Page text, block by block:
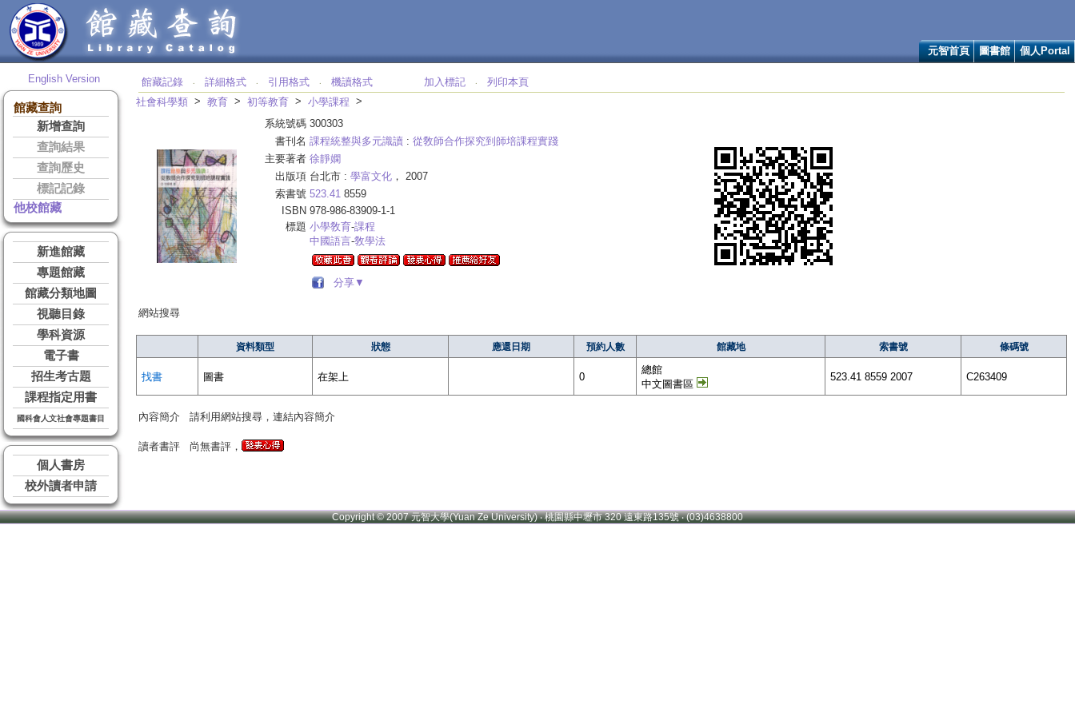
元智首頁 圖書館 個人Portal
English Version
館藏查詢
新增查詢
查詢結果
查詢歷史
標記記錄
他校館藏
新進館藏
專題館藏
館藏分類地圖
視聽目錄
學科資源
電子書
招生考古題
課程指定用書
國科會人文社會專題書目
個人書房
校外讀者申請
館藏記錄 ‧ 詳細格式 ‧ 引用格式 ‧ 機讀格式 加入標記 ‧
列印本頁
社會科學類 > 教育 > 初等教育 > 小學課程 >
系統號碼 300303
書刊名 課程統整與多元識讀 : 從敎師合作探究到師培課程實踐
主要著者 徐靜嫻
出版項 台北市 : 學富文化 ， 2007
索書號 523.41 8559
ISBN 978-986-83909-1-1
標題 小學敎育-課程
中國語言-敎學法
分享▼
網站搜尋
資料類型 狀態 應還日期 預約人數 館藏地 索書號 條碼號
找書 圖書 在架上 0
總館
中文圖書區
523.41 8559 2007 C263409
內容簡介 請利用網站搜尋，連結內容簡介
讀者書評 尚無書評，
Copyright © 2007 元智大學(Yuan Ze University) ‧ 桃園縣中壢市 320 遠東路135號 ‧ (03)4638800